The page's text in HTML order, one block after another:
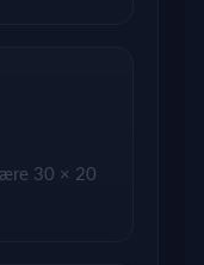
30 × 20